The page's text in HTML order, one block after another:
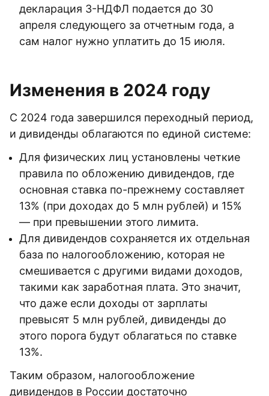
декларация 3-НДФЛ подается до 30
апреля следующего за отчетным года, а
сам налог нужно уплатить до 15 июля.
Изменения в 2024 году
С 2024 года завершился переходный период,
и дивиденды облагаются по единой системе:
Для физических лиц установлены четкие
правила по обложению дивидендов, где
основная ставка по-прежнему составляет
13% (при доходах до 5 млн рублей) и 15%
— при превышении этого лимита.
Для дивидендов сохраняется их отдельная
база по налогообложению, которая не
смешивается с другими видами доходов,
такими как заработная плата. Это значит,
что даже если доходы от зарплаты
превысят 5 млн рублей, дивиденды до
этого порога будут облагаться по ставке
13%.
Таким образом, налогообложение
дивидендов в России достаточно